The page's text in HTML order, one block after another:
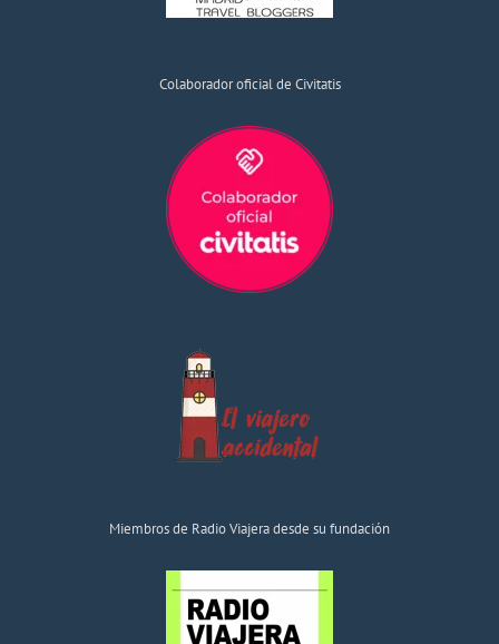
Colaborador oficial de Civitatis
Miembros de Radio Viajera desde su fundación